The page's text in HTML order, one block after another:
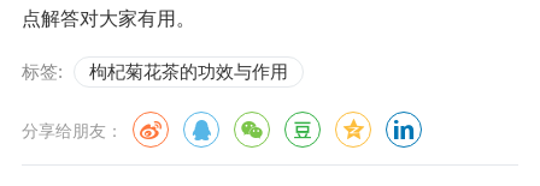
点解答对大家有用。
标签: 枸杞菊花茶的功效与作用
分享给朋友：